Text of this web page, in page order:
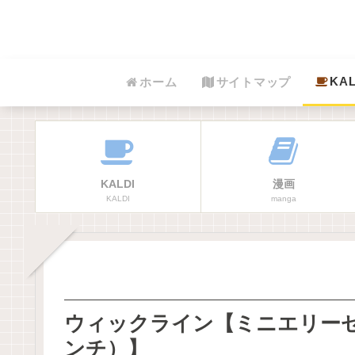
ホーム サイトマップ
KALDI
KALDI
漫画
manga
ウィックライン【ミニエリー
ンチ）】